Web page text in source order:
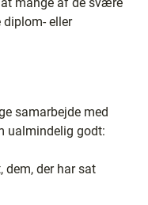
eller
samarbejde med
ualmindelig godt:
dem, der har sat